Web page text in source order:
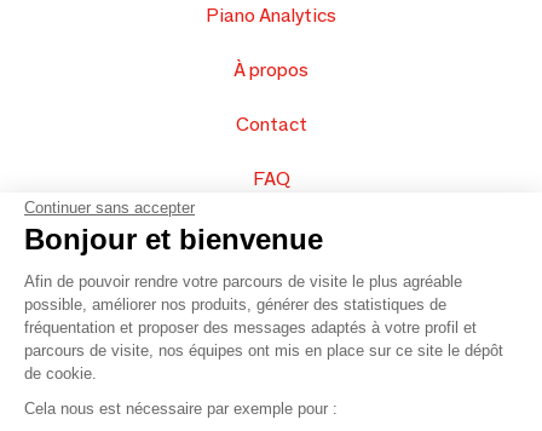
Piano Analytics
À propos
Contact
FAQ
Vendez vos produits
Plan du site
© 2016 –Organisation SAFI
Continuer sans accepter
Bonjour et bienvenue
Afin de pouvoir rendre votre parcours de visite le plus agréable
possible, améliorer nos produits, générer des statistiques de
fréquentation et proposer des messages adaptés à votre profil et
parcours de visite, nos équipes ont mis en place sur ce site le dépôt
de cookie.
Cela nous est nécessaire par exemple pour :